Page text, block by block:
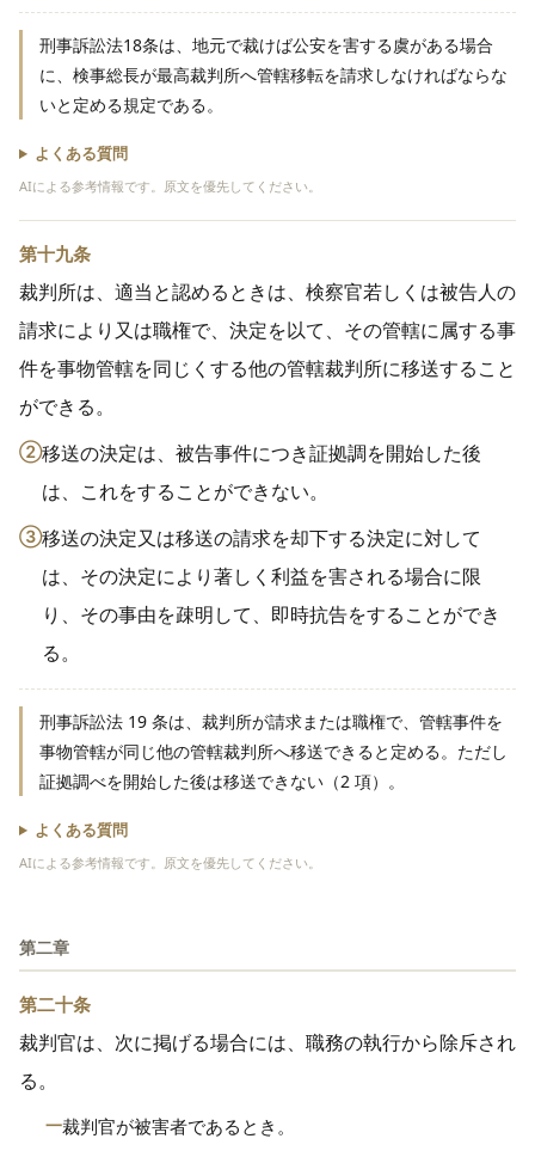
刑事訴訟法18条は、地元で裁けば公安を害する虞がある場合
に、検事総長が最高裁判所へ管轄移転を請求しなければならな
いと定める規定である。
よくある質問
AIによる参考情報です。原文を優先してください。
第十九条
裁判所は、適当と認めるときは、検察官若しくは被告人の
請求により又は職権で、決定を以て、その管轄に属する事
件を事物管轄を同じくする他の管轄裁判所に移送すること
ができる。
②移送の決定は、被告事件につき証拠調を開始した後
は、これをすることができない。
③移送の決定又は移送の請求を却下する決定に対して
は、その決定により著しく利益を害される場合に限
り、その事由を疎明して、即時抗告をすることができ
る。
刑事訴訟法 19 条は、裁判所が請求または職権で、管轄事件を
事物管轄が同じ他の管轄裁判所へ移送できると定める。ただし
証拠調べを開始した後は移送できない（2 項）。
よくある質問
AIによる参考情報です。原文を優先してください。
第二章
第二十条
裁判官は、次に掲げる場合には、職務の執行から除斥され
る。
一裁判官が被害者であるとき。